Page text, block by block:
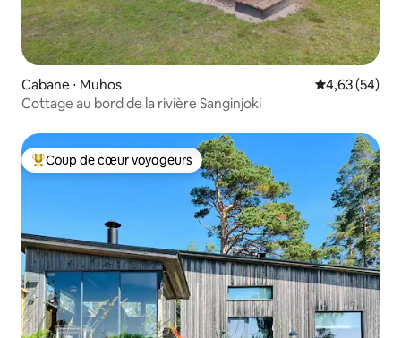
Cabane ⋅ Muhos Évaluation
4,63 (54)
Cottage au bord de la rivière Sanginjoki
Coups de cœur voyageurs les plus appréciés
Coup de cœur voyageurs